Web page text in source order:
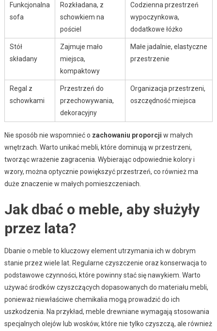
Funkcjonalna
sofa
Rozkładana, z
schowkiem na
pościel
Codzienna przestrzeń
wypoczynkowa,
dodatkowe łóżko
Stół
składany
Zajmuje mało
miejsca,
kompaktowy
Małe jadalnie, elastyczne
przestrzenie
Regal z
schowkami
Przestrzeń do
przechowywania,
dekoracyjny
Organizacja przestrzeni,
oszczędność miejsca
Nie sposób nie wspomnieć o zachowaniu proporcji w małych
wnętrzach. Warto unikać mebli, które dominują w przestrzeni,
tworząc wrażenie zagracenia. Wybierając odpowiednie kolory i
wzory, można optycznie powiększyć przestrzeń, co również ma
duże znaczenie w małych pomieszczeniach.
Jak dbać o meble, aby służyły
przez lata?
Dbanie o meble to kluczowy element utrzymania ich w dobrym
stanie przez wiele lat. Regularne czyszczenie oraz konserwacja to
podstawowe czynności, które powinny stać się nawykiem. Warto
używać środków czyszczących dopasowanych do materiału mebli,
ponieważ niewłaściwe chemikalia mogą prowadzić do ich
uszkodzenia. Na przykład, meble drewniane wymagają stosowania
specjalnych olejów lub wosków, które nie tylko czyszczą, ale również